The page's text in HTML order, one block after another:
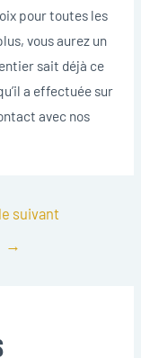
pour toutes les
vous aurez un
sait déjà ce
a effectuée sur
avec nos
suivant
→